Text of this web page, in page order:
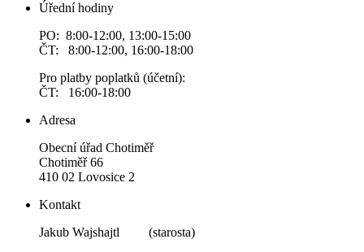
Úřední hodiny
PO: 8:00-12:00, 13:00-15:00
ČT: 8:00-12:00, 16:00-18:00
Pro platby poplatků (účetní):
ČT: 16:00-18:00
Adresa
Obecní úřad Chotiměř
Chotiměř 66
410 02 Lovosice 2
Kontakt
Jakub Wajshajtl (starosta)